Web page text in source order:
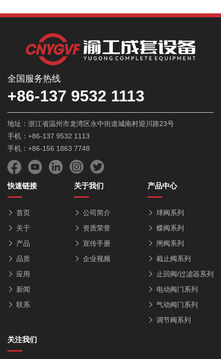
全国服务热线
+86-137 9532 1113
地址：浙江省温州市龙湾区永中街道城南村迎川路23号
手机：+86-137 9532 1113
手机：+86-156 1863 7748
快速链接
首页
关于
产品
品质
应用
新闻
联系
关于我们
公司简介
资质荣誉
宣传手册
企业视频
产品中心
球阀系列
蝶阀系列
闸阀系列
截止阀系列
止回阀/过滤器系列
电动阀门系列
气动阀门系列
调节阀系列
关注我们